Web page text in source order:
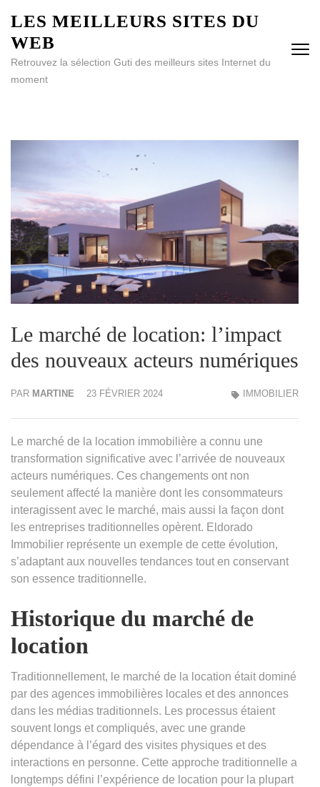
au
contenu
(Pressez
Entrée)
LES MEILLEURS SITES DU
WEB
Retrouvez la sélection Guti des meilleurs sites Internet du
moment
Le marché de location: l’impact
des nouveaux acteurs numériques
PAR MARTINE 23 FÉVRIER 2024 IMMOBILIER
Le marché de la location immobilière a connu une
transformation significative avec l’arrivée de nouveaux
acteurs numériques. Ces changements ont non
seulement affecté la manière dont les consommateurs
interagissent avec le marché, mais aussi la façon dont
les entreprises traditionnelles opèrent. Eldorado
Immobilier représente un exemple de cette évolution,
s’adaptant aux nouvelles tendances tout en conservant
son essence traditionnelle.
Historique du marché de
location
Traditionnellement, le marché de la location était dominé
par des agences immobilières locales et des annonces
dans les médias traditionnels. Les processus étaient
souvent longs et compliqués, avec une grande
dépendance à l’égard des visites physiques et des
interactions en personne. Cette approche traditionnelle a
longtemps défini l’expérience de location pour la plupart